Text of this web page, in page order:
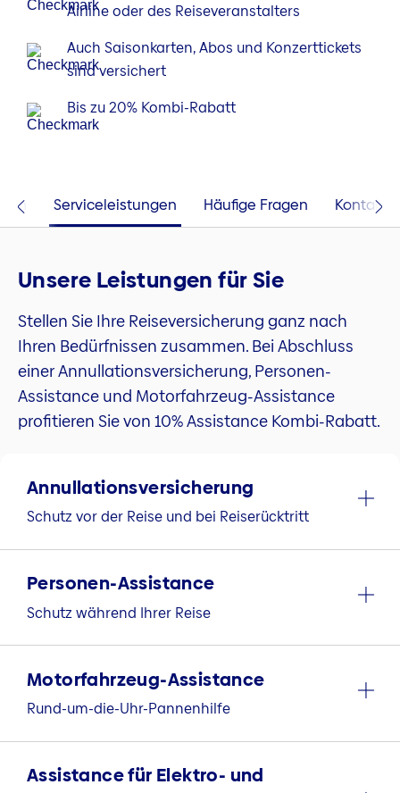
Airline oder des Reiseveranstalters
Auch Saisonkarten, Abos und Konzerttickets
sind versichert
Bis zu 20% Kombi-Rabatt
Serviceleistungen Häufige Fragen Kontakt
Unsere Leistungen für Sie
Stellen Sie Ihre Reiseversicherung ganz nach
Ihren Bedürfnissen zusammen. Bei Abschluss
einer Annullationsversicherung, Personen-
Assistance und Motorfahrzeug-Assistance
profitieren Sie von 10% Assistance Kombi-Rabatt.
Annullations­versicherung
Schutz vor der Reise und bei Reiserücktritt
Personen-Assistance
Schutz während Ihrer Reise
Motorfahrzeug-Assistance
Rund-um-die-Uhr-Pannenhilfe
Assistance für Elektro- und